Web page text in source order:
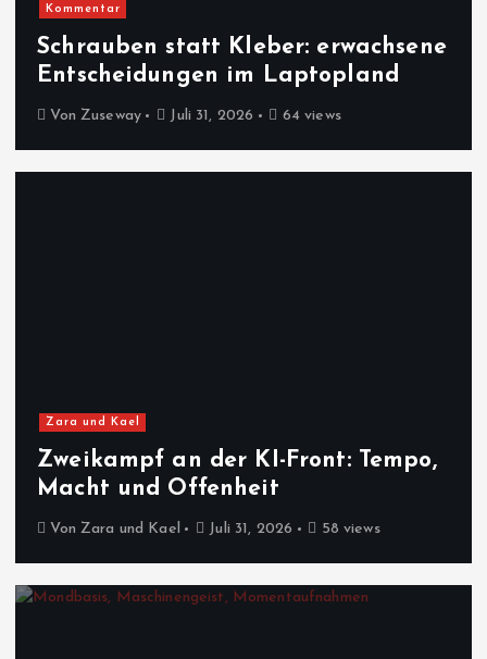
Kommentar
Schrauben statt Kleber: erwachsene
Entscheidungen im Laptopland
Von Zuseway Juli 31, 2026 64 views
Zara und Kael
Zweikampf an der KI-Front: Tempo,
Macht und Offenheit
Von Zara und Kael Juli 31, 2026 58 views